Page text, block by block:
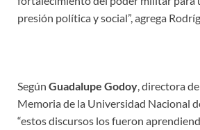
presión política y social”, agrega
Según Guadalupe Godoy , directora
Memoria de la Universidad Nacional
“estos discursos los fueron